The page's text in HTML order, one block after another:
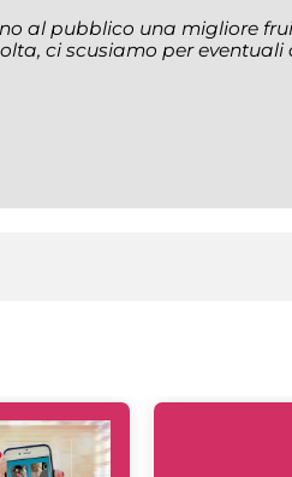
al pubblico una migliore
ci scusiamo per eventuali